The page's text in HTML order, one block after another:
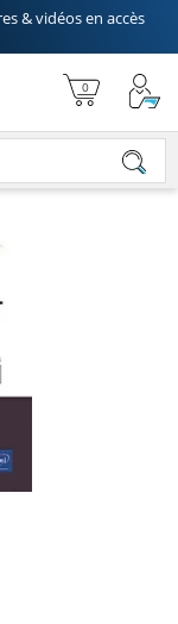
& vidéos en accès